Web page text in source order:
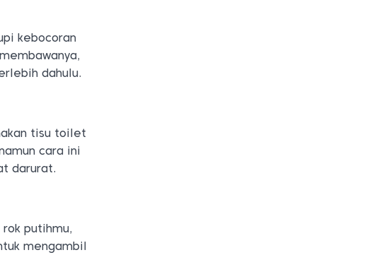
kebocoran
dahulu.
tisu toilet
cara ini
darurat.
putihmu,
mengambil